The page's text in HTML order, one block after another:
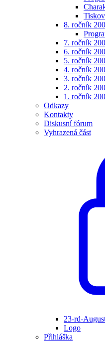
8. ročník
7. ročník
6. ročník
5. ročník
4. ročník
3. ročník
2. ročník
1. ročník
Odkazy
Kontakty
Diskusní fórum
Vyhrazená část
23-rd-
Logo
Přihláška